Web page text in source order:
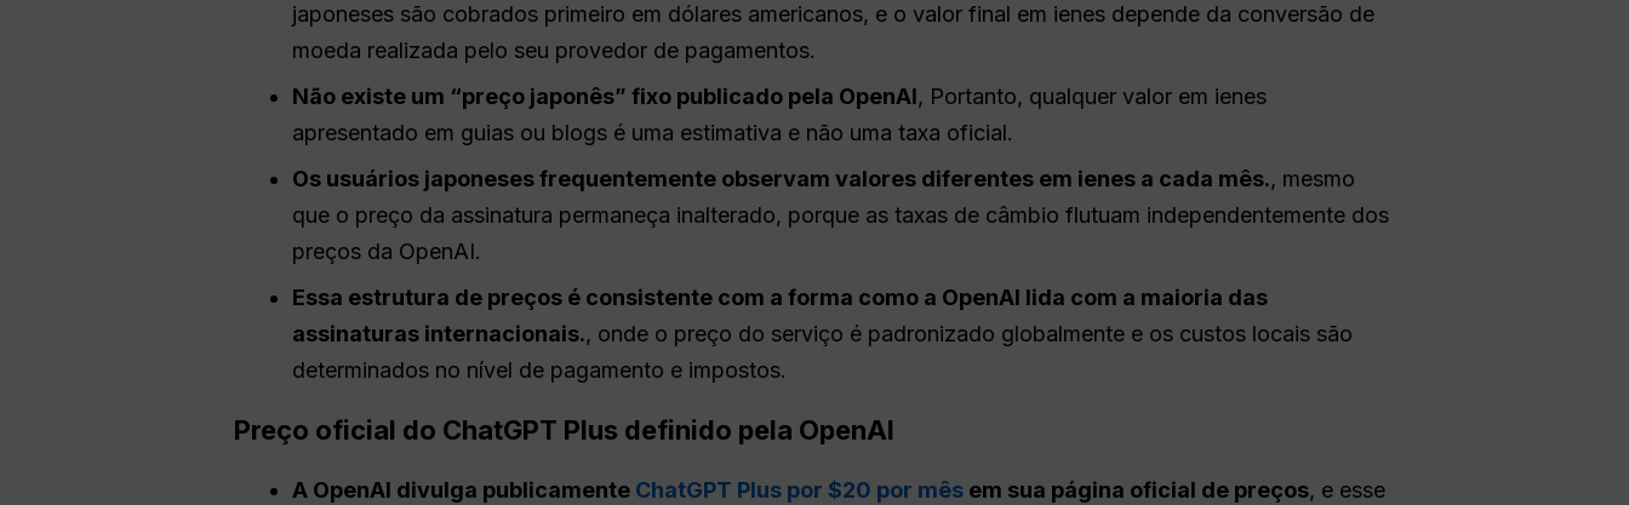
japoneses são cobrados primeiro em dólares americanos, e o valor final em ienes depende da conversão de
moeda realizada pelo seu provedor de pagamentos.
Não existe um “preço japonês” fixo publicado pela OpenAI, Portanto, qualquer valor em ienes
apresentado em guias ou blogs é uma estimativa e não uma taxa oficial.
Os usuários japoneses frequentemente observam valores diferentes em ienes a cada mês., mesmo
que o preço da assinatura permaneça inalterado, porque as taxas de câmbio flutuam independentemente dos
preços da OpenAI.
Essa estrutura de preços é consistente com a forma como a OpenAI lida com a maioria das
assinaturas internacionais., onde o preço do serviço é padronizado globalmente e os custos locais são
determinados no nível de pagamento e impostos.
Preço oficial do ChatGPT Plus definido pela OpenAI
A OpenAI divulga publicamente ChatGPT Plus por $20 por mês em sua página oficial de preços, e esse